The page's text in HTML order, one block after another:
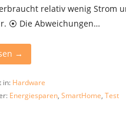
relativ wenig Strom
⦿ Die Abweichungen…
→
in: Hardware
Energiesparen, SmartHome, Test